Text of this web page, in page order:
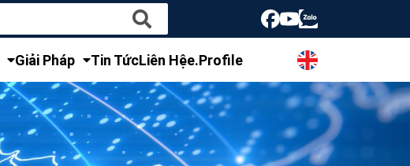
Giải Pháp Tin TứcLiên Hệe.Profile